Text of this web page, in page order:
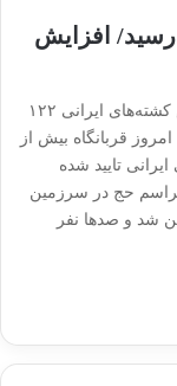
تعداد کشته‌های فاجعه منا به ۱۲۰۰ رسید/ افزایش
تعداد کشته‌های فاجعه منا به ۱۲۰۰ رسید/ افزایش کشته‌های ایرانی ۱۲۲
قربانگاه بیش از
تاکنون کشته شدن ۱۲۲حاجی ایرانی تایید شده
حج در سرزمین
شد و صدها نفر